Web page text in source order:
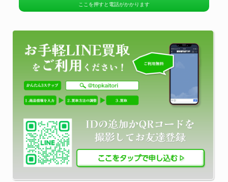
ここを押すと電話がかかります